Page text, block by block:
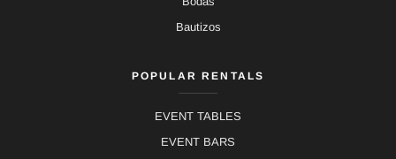
Bautizos
POPULAR RENTALS
EVENT TABLES
EVENT BARS